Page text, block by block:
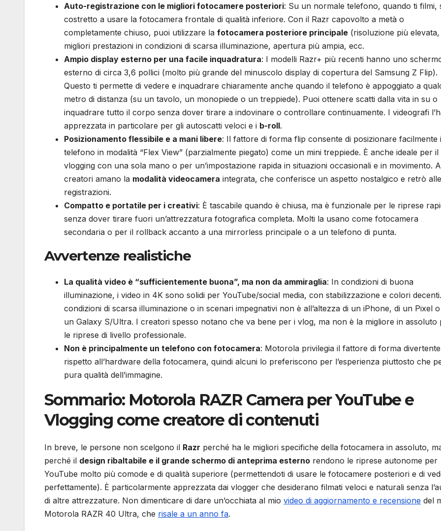
Auto-registrazione con le migliori fotocamere posteriori: Su un normale telefono, quando ti filmi,
costretto a usare la fotocamera frontale di qualità inferiore. Con il Razr capovolto a metà o
completamente chiuso, puoi utilizzare la fotocamera posteriore principale (risoluzione più elevata,
migliori prestazioni in condizioni di scarsa illuminazione, apertura più ampia, ecc.
Ampio display esterno per una facile inquadratura: I modelli Razr+ più recenti hanno uno
esterno di circa 3,6 pollici (molto più grande del minuscolo display di copertura del Samsung Z Flip).
Questo ti permette di vedere e inquadrare chiaramente anche quando il telefono è appoggiato a
metro di distanza (su un tavolo, un monopiede o un treppiede). Puoi ottenere scatti dalla vita in su o
inquadrare tutto il corpo senza dover tirare a indovinare o controllare continuamente. I videografi
apprezzata in particolare per gli autoscatti veloci e i b-roll.
Posizionamento flessibile e a mani libere: Il fattore di forma flip consente di posizionare facilmente
telefono in modalità “Flex View” (parzialmente piegato) come un mini treppiede. È anche ideale per il
vlogging con una sola mano o per un’impostazione rapida in situazioni occasionali e in movimento.
creatori amano la modalità videocamera integrata, che conferisce un aspetto nostalgico e retrò alle
registrazioni.
Compatto e portatile per i creativi: È tascabile quando è chiusa, ma è funzionale per le riprese
senza dover tirare fuori un’attrezzatura fotografica completa. Molti la usano come fotocamera
secondaria o per il rollback accanto a una mirrorless principale o a un telefono di punta.
Avvertenze realistiche
La qualità video è “sufficientemente buona”, ma non da ammiraglia: In condizioni di buona
illuminazione, i video in 4K sono solidi per YouTube/social media, con stabilizzazione e colori
condizioni di scarsa illuminazione o in scenari impegnativi non è all’altezza di un iPhone, di un Pixel
un Galaxy S/Ultra. I creatori spesso notano che va bene per i vlog, ma non è la migliore in assoluto
le riprese di livello professionale.
Non è principalmente un telefono con fotocamera: Motorola privilegia il fattore di forma divertente
rispetto all’hardware della fotocamera, quindi alcuni lo preferiscono per l’esperienza piuttosto che
pura qualità dell’immagine.
Sommario: Motorola RAZR Camera per YouTube e
Vlogging come creatore di contenuti
In breve, le persone non scelgono il Razr perché ha le migliori specifiche della fotocamera in assoluto,
perché il design ribaltabile e il grande schermo di anteprima esterno rendono le riprese autonome per
YouTube molto più comode e di qualità superiore (permettendoti di usare le fotocamere posteriori e di
perfettamente). È particolarmente apprezzata dai vlogger che desiderano filmati veloci e naturali senza
di altre attrezzature. Non dimenticare di dare un’occhiata al mio video di aggiornamento e recensione del
Motorola RAZR 40 Ultra, che risale a un anno fa.